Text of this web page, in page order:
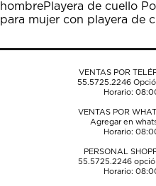
hombrePlayera de cuello
para mujer con playera de
VENTAS POR
55.5725.2246
Horario:
VENTAS POR
Agregar en
Horario:
PERSONAL
55.5725.2246
Horario: